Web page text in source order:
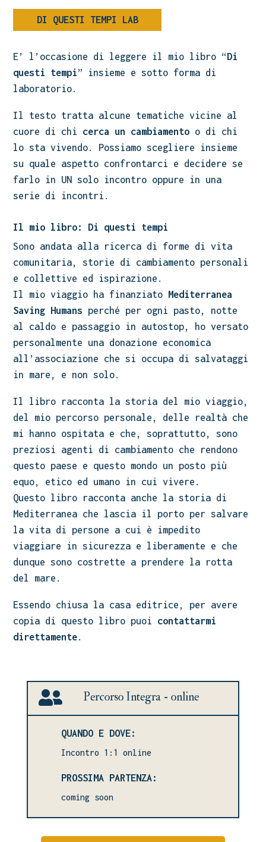
DI QUESTI TEMPI LAB
E’ l’occasione di leggere il mio libro “Di
questi tempi” insieme e sotto forma di
laboratorio.
Il testo tratta alcune tematiche vicine al
cuore di chi cerca un cambiamento o di chi
lo sta vivendo. Possiamo scegliere insieme
su quale aspetto confrontarci e decidere se
farlo in UN solo incontro oppure in una
serie di incontri.
Il mio libro: Di questi tempi
Sono andata alla ricerca di forme di vita
comunitaria, storie di cambiamento personali
e collettive ed ispirazione.
Il mio viaggio ha finanziato Mediterranea
Saving Humans perché per ogni pasto, notte
al caldo e passaggio in autostop, ho versato
personalmente una donazione economica
all’associazione che si occupa di salvataggi
in mare, e non solo.
Il libro racconta la storia del mio viaggio,
del mio percorso personale, delle realtà che
mi hanno ospitata e che, soprattutto, sono
preziosi agenti di cambiamento che rendono
questo paese e questo mondo un posto più
equo, etico ed umano in cui vivere.
Questo libro racconta anche la storia di
Mediterranea che lascia il porto per salvare
la vita di persone a cui è impedito
viaggiare in sicurezza e liberamente e che
dunque sono costrette a prendere la rotta
del mare.
Essendo chiusa la casa editrice, per avere
copia di questo libro puoi contattarmi
direttamente.
 Percorso Integra - online
QUANDO E DOVE:
Incontro 1:1 online
PROSSIMA PARTENZA:
coming soon